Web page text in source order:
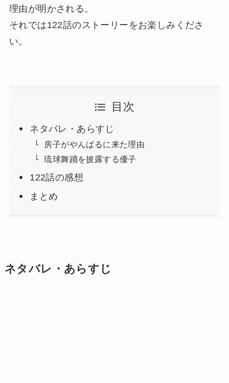
理由が明かされる。
それでは122話のストーリーをお楽しみくださ
い。
目次
ネタバレ・あらすじ
房子がやんばるに来た理由
琉球舞踊を披露する優子
122話の感想
まとめ
ネタバレ・あらすじ